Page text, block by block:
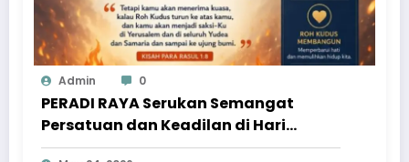
Admin 0
PERADI RAYA Serukan Semangat
Persatuan dan Keadilan di Hari
Pentakosta